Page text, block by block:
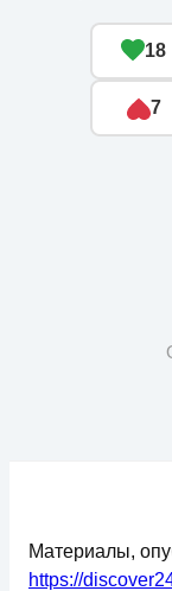
18
7
Материалы,
https://